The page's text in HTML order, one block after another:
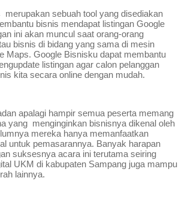
sebuah tool yang disediakan
bisnis mendapat listingan Google
ini akan muncul saat orang-orang
bisnis di bidang yang sama di mesin
Maps. Google Bisnisku dapat membantu
listingan agar calon pelanggan
kita secara online dengan mudah.
apalagi hampir semua peserta memang
yang menginginkan bisnisnya dikenal oleh
mereka hanya memanfaatkan
untuk pemasarannya. Banyak harapan
suksesnya acara ini terutama seiring
UKM di kabupaten Sampang juga mampu
lainnya.